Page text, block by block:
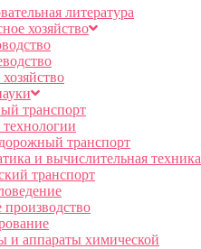
литература
хозяйство
хозяйство
транспорт
транспорт
и вычислительная техника
транспорт
и аппараты химической